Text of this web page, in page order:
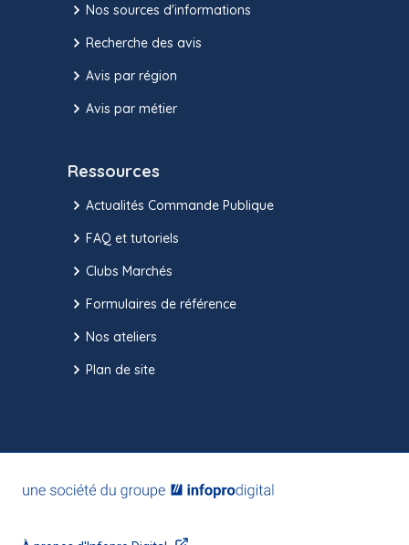
Nos sources d'informations
Recherche des avis
Avis par région
Avis par métier
Ressources
Actualités Commande Publique
FAQ et tutoriels
Clubs Marchés
Formulaires de référence
Nos ateliers
Plan de site